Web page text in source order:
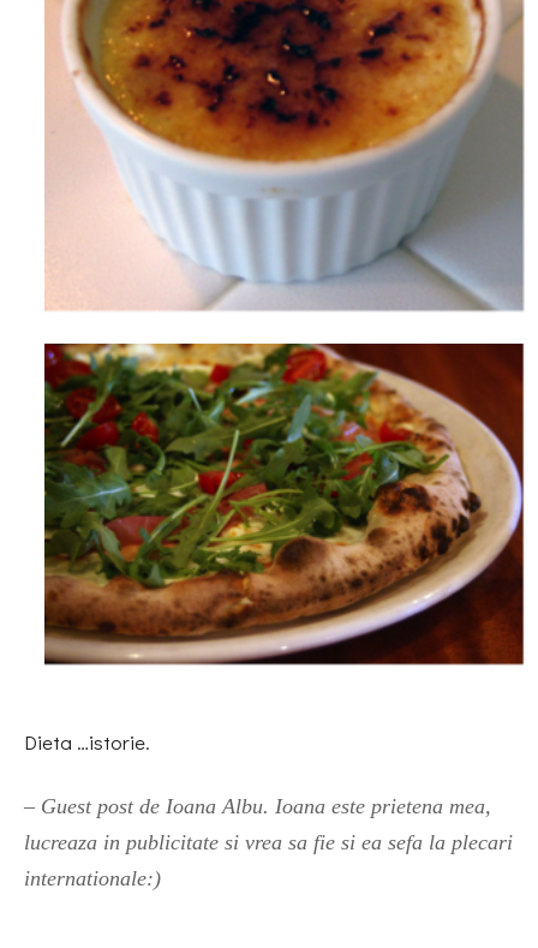
Dieta …istorie.
– Guest post de Ioana Albu. Ioana este prietena mea,
lucreaza in publicitate si vrea sa fie si ea sefa la plecari
internationale:)